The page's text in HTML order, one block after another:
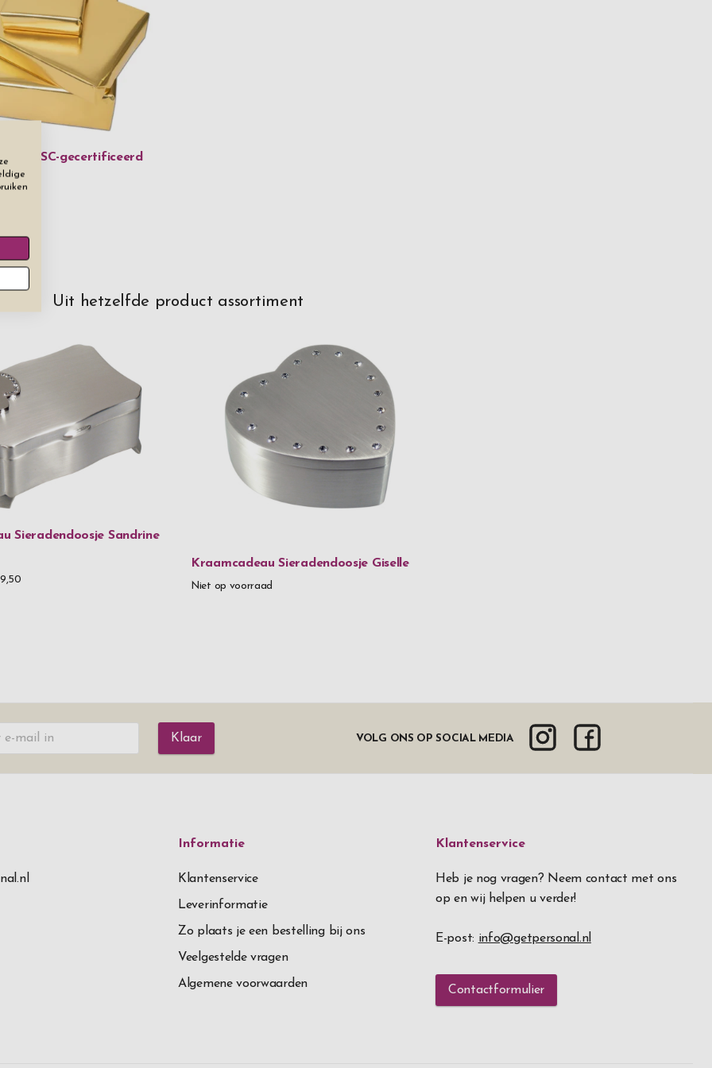
FSC-gecertificeerd
Uit hetzelfde product assortiment
Sieradendoosje Sandrine
Kraamcadeau Sieradendoosje Giselle
Niet op voorraad
Klaar VOLG ONS OP SOCIAL MEDIA
Informatie
Klantenservice
Leverinformatie
Zo plaats je een bestelling bij ons
Veelgestelde vragen
Algemene voorwaarden
Klantenservice
Heb je nog vragen? Neem contact met ons
op en wij helpen u verder!
E-post: info@getpersonal.nl
Contactformulier